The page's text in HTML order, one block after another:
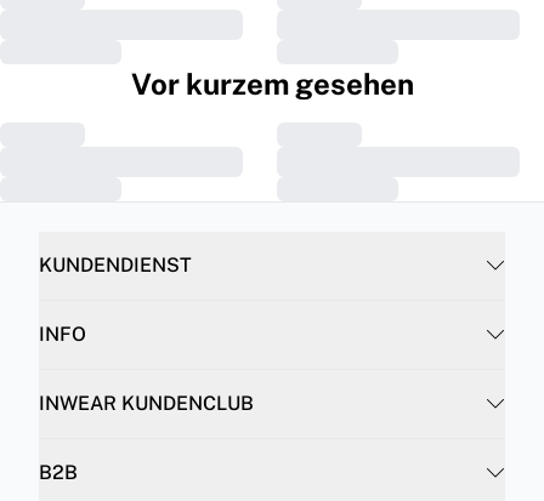
Vor kurzem gesehen
KUNDENDIENST
INFO
INWEAR KUNDENCLUB
B2B